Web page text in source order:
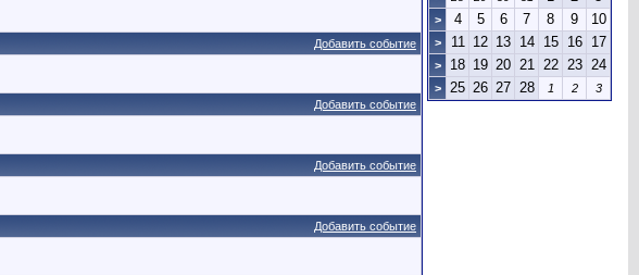
Добавить событие
Добавить событие
Добавить событие
Добавить событие
> 4 5 6 7 8 9 10
> 11 12 13 14 15 16 17
> 18 19 20 21 22 23 24
> 25 26 27 28 1 2 3